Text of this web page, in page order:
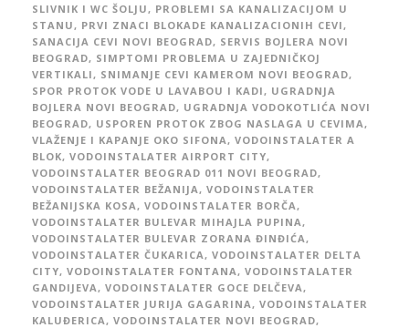
SLIVNIK I WC ŠOLJU , PROBLEMI SA KANALIZACIJOM U
STANU , PRVI ZNACI BLOKADE KANALIZACIONIH CEVI ,
SANACIJA CEVI NOVI BEOGRAD, SERVIS BOJLERA NOVI
BEOGRAD, SIMPTOMI PROBLEMA U ZAJEDNIČKOJ
VERTIKALI , SNIMANJE CEVI KAMEROM NOVI BEOGRAD,
SPOR PROTOK VODE U LAVABOU I KADI , UGRADNJA
BOJLERA NOVI BEOGRAD, UGRADNJA VODOKOTLIĆA NOVI
BEOGRAD, USPOREN PROTOK ZBOG NASLAGA U CEVIMA ,
VLAŽENJE I KAPANJE OKO SIFONA , VODOINSTALATER A
BLOK, VODOINSTALATER AIRPORT CITY,
VODOINSTALATER BEOGRAD 011 NOVI BEOGRAD,
VODOINSTALATER BEŽANIJA , VODOINSTALATER
BEŽANIJSKA KOSA , VODOINSTALATER BORČA ,
VODOINSTALATER BULEVAR MIHAJLA PUPINA ,
VODOINSTALATER BULEVAR ZORANA ĐINĐIĆA ,
VODOINSTALATER ČUKARICA , VODOINSTALATER DELTA
CITY, VODOINSTALATER FONTANA , VODOINSTALATER
GANDIJEVA , VODOINSTALATER GOCE DELČEVA ,
VODOINSTALATER JURIJA GAGARINA , VODOINSTALATER
KALUĐERICA , VODOINSTALATER NOVI BEOGRAD,